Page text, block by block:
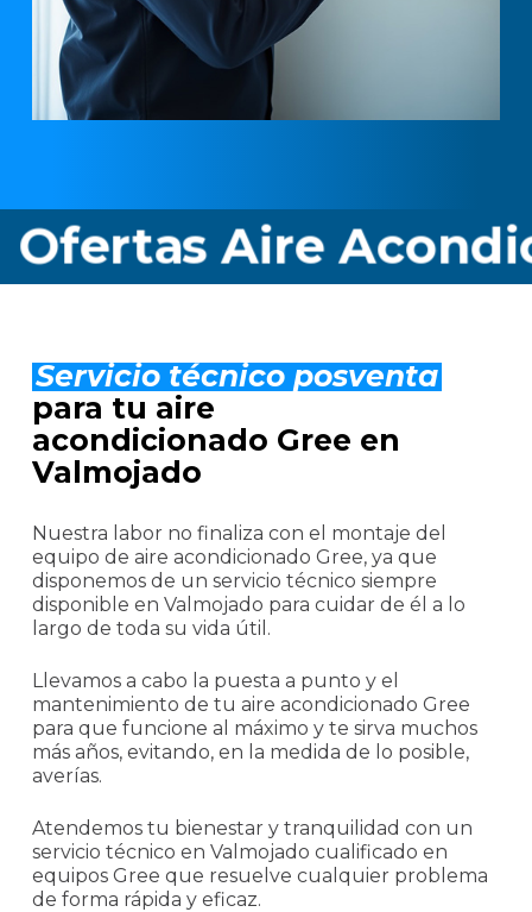
Aire
Servicio técnico posventa
para tu aire
acondicionado Gree en
Valmojado
Nuestra labor no finaliza con el montaje del
equipo de aire acondicionado Gree, ya que
disponemos de un servicio técnico siempre
disponible en Valmojado para cuidar de él a lo
largo de toda su vida útil.
Llevamos a cabo la puesta a punto y el
mantenimiento de tu aire acondicionado Gree
para que funcione al máximo y te sirva muchos
más años, evitando, en la medida de lo posible,
averías.
Atendemos tu bienestar y tranquilidad con un
servicio técnico en Valmojado cualificado en
equipos Gree que resuelve cualquier problema
de forma rápida y eficaz.